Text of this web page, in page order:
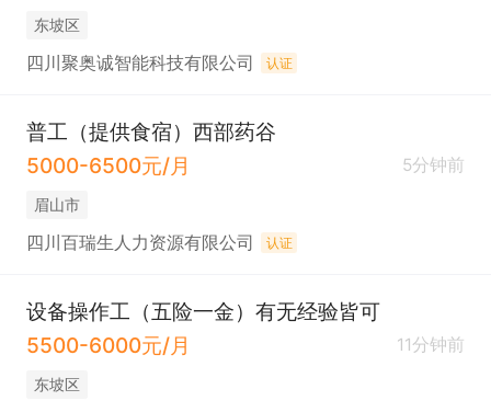
东坡区
四川聚奥诚智能科技有限公司 认证
普工（提供食宿）西部药谷
5000-6500元/月
5分钟前
眉山市
四川百瑞生人力资源有限公司 认证
设备操作工（五险一金）有无经验皆可
5500-6000元/月
11分钟前
东坡区